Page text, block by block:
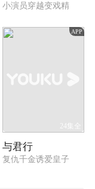
小演员穿越变戏精
APP
24集全
与君行
复仇千金诱爱皇子